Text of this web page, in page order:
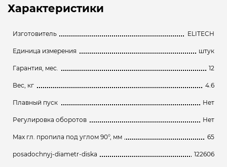
Характеристики
Изготовитель ELITECH
Единица измерения штук
Гарантия, мес. 12
Вес, кг 4.6
Плавный пуск Нет
Регулировка оборотов Нет
Max гл. пропила под углом 90°, мм 65
posadochnyj-diametr-diska 122606